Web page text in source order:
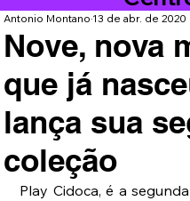
Nove, nova
que já
lança sua
coleção
Antonio Montano13 de abr. de 2020
Play Cidoca, é a